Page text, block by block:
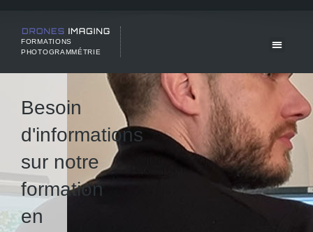
FORMATIONS
PHOTOGRAMMÉTRIE
Besoin
d'informations
sur notre
formation
en